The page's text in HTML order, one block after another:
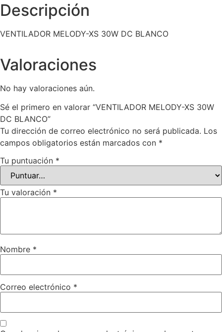
Descripción
VENTILADOR MELODY-XS 30W DC BLANCO
Valoraciones
No hay valoraciones aún.
Sé el primero en valorar “VENTILADOR MELODY-XS 30W
DC BLANCO”
Tu dirección de correo electrónico no será publicada. Los
campos obligatorios están marcados con *
Tu puntuación *
Tu valoración *
Nombre *
Correo electrónico *